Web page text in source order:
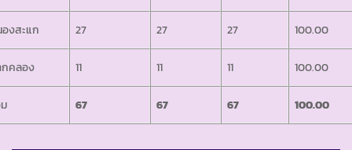
งสะแก 27 27 27 100.00
คลอง 11 11 11 100.00
67 67 67 100.00